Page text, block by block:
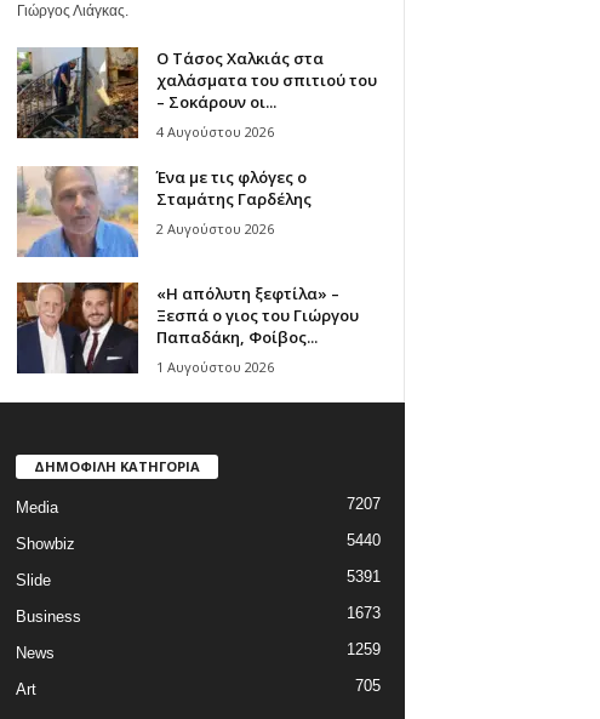
Γιώργος Λιάγκας.
Ο Τάσος Χαλκιάς στα
χαλάσματα του σπιτιού του
– Σοκάρουν οι...
4 Αυγούστου 2026
Ένα με τις φλόγες ο
Σταμάτης Γαρδέλης
2 Αυγούστου 2026
«Η απόλυτη ξεφτίλα» –
Ξεσπά ο γιος του Γιώργου
Παπαδάκη, Φοίβος...
1 Αυγούστου 2026
ΔΗΜΟΦΙΛΗ ΚΑΤΗΓΟΡΙΑ
Media 7207
Showbiz 5440
Slide 5391
Business 1673
News 1259
Art 705